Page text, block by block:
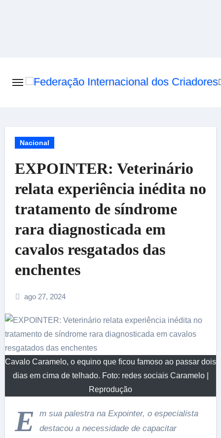
Nacional
EXPOINTER: Veterinário
relata experiência inédita no
tratamento de síndrome
rara diagnosticada em
cavalos resgatados das
enchentes
ago 27, 2024
Cavalo Caramelo, o equino que ficou famoso ao passar dois
dias em cima de telhado. Foto: redes sociais Caramelo |
Reprodução
E
m sua palestra na Expointer, o especialista
destacou a necessidade de capacitar